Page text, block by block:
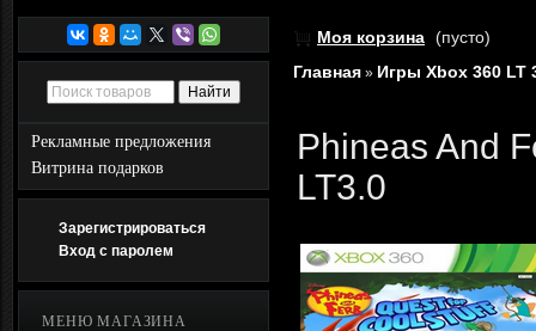
Рекламные предложения
Витрина подарков
Зарегистрироваться
Вход с паролем
МЕНЮ МАГАЗИНА
Моя корзина (пусто)
Главная » Игры Xbox 360 LT
Phineas And
LT3.0